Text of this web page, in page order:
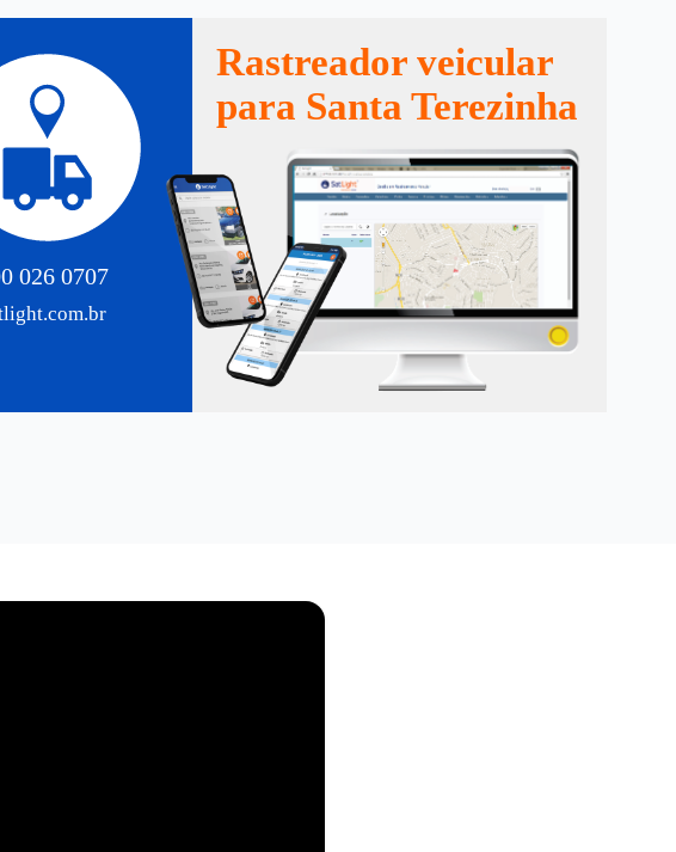
026 0707
Rastreador veicular
para Santa Terezinha